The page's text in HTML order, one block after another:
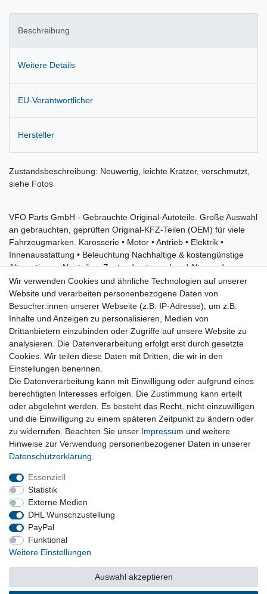
Beschreibung
Weitere Details
EU-Verantwortlicher
Hersteller
Zustandsbeschreibung: Neuwertig, leichte Kratzer, verschmutzt,
siehe Fotos
VFO Parts GmbH - Gebrauchte Original-Autoteile. Große Auswahl
an gebrauchten, geprüften Original-KFZ-Teilen (OEM) für viele
Fahrzeugmarken. Karosserie • Motor • Antrieb • Elektrik •
Innenausstattung • Beleuchtung Nachhaltige & kostengünstige
Alternative zu Neuteilen. Zustand entsprechend Alter und
Nutzung.
Hinweis: Fahrzeugausstattungen können abweichen.
Eine kurze Kompatibilitätsprüfung vor dem Kauf hilft, Fehlkäufe zu
vermeiden.
VFO Parts GmbH | Gebrauchte Autoteile aus Minden
Vertrag widerrufen
Impressum
Barrierefreiheitserklärung
Vertrag widerrufen
Wir verwenden Cookies und ähnliche Technologien auf unserer
Website und verarbeiten personenbezogene Daten von
Besucher:innen unserer Webseite (z.B. IP-Adresse), um z.B.
Inhalte und Anzeigen zu personalisieren, Medien von
Drittanbietern einzubinden oder Zugriffe auf unsere Website zu
analysieren. Die Datenverarbeitung erfolgt erst durch gesetzte
Cookies. Wir teilen diese Daten mit Dritten, die wir in den
Einstellungen benennen.
Die Datenverarbeitung kann mit Einwilligung oder aufgrund eines
berechtigten Interesses erfolgen. Die Zustimmung kann erteilt
oder abgelehnt werden. Es besteht das Recht, nicht einzuwilligen
und die Einwilligung zu einem späteren Zeitpunkt zu ändern oder
zu widerrufen. Beachten Sie unser Impressum und weitere
Hinweise zur Verwendung personenbezogener Daten in unserer
Daten­schutz­erklärung
Essenziell
Statistik
Externe Medien
DHL Wunschzustellung
PayPal
Funktional
Weitere Einstellungen
Auswahl akzeptieren